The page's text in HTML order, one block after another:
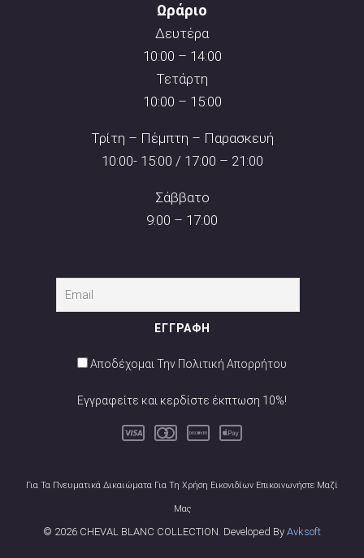
Ωράριο
Δευτέρα
10:00 – 14:00
Τετάρτη
10:00 – 15:00
Τρίτη – Πέμπτη – Παρασκευή
10:00- 15:00 / 17:00 – 21:00
Σάββατο
9:00 – 17:00
Αποδέχομαι Την Πολιτική Απορρήτου
Εγγραφείτε και κερδίστε έκπτωση 10%!
Για Τα Πνευματικά Δικαιώματα Για Τη Χρήση Εικονιδίων Επικοινωνήστε Μαζί
Μας
© 2026 CHEVAL BLANC COLLECTION. Developed By Avksoft